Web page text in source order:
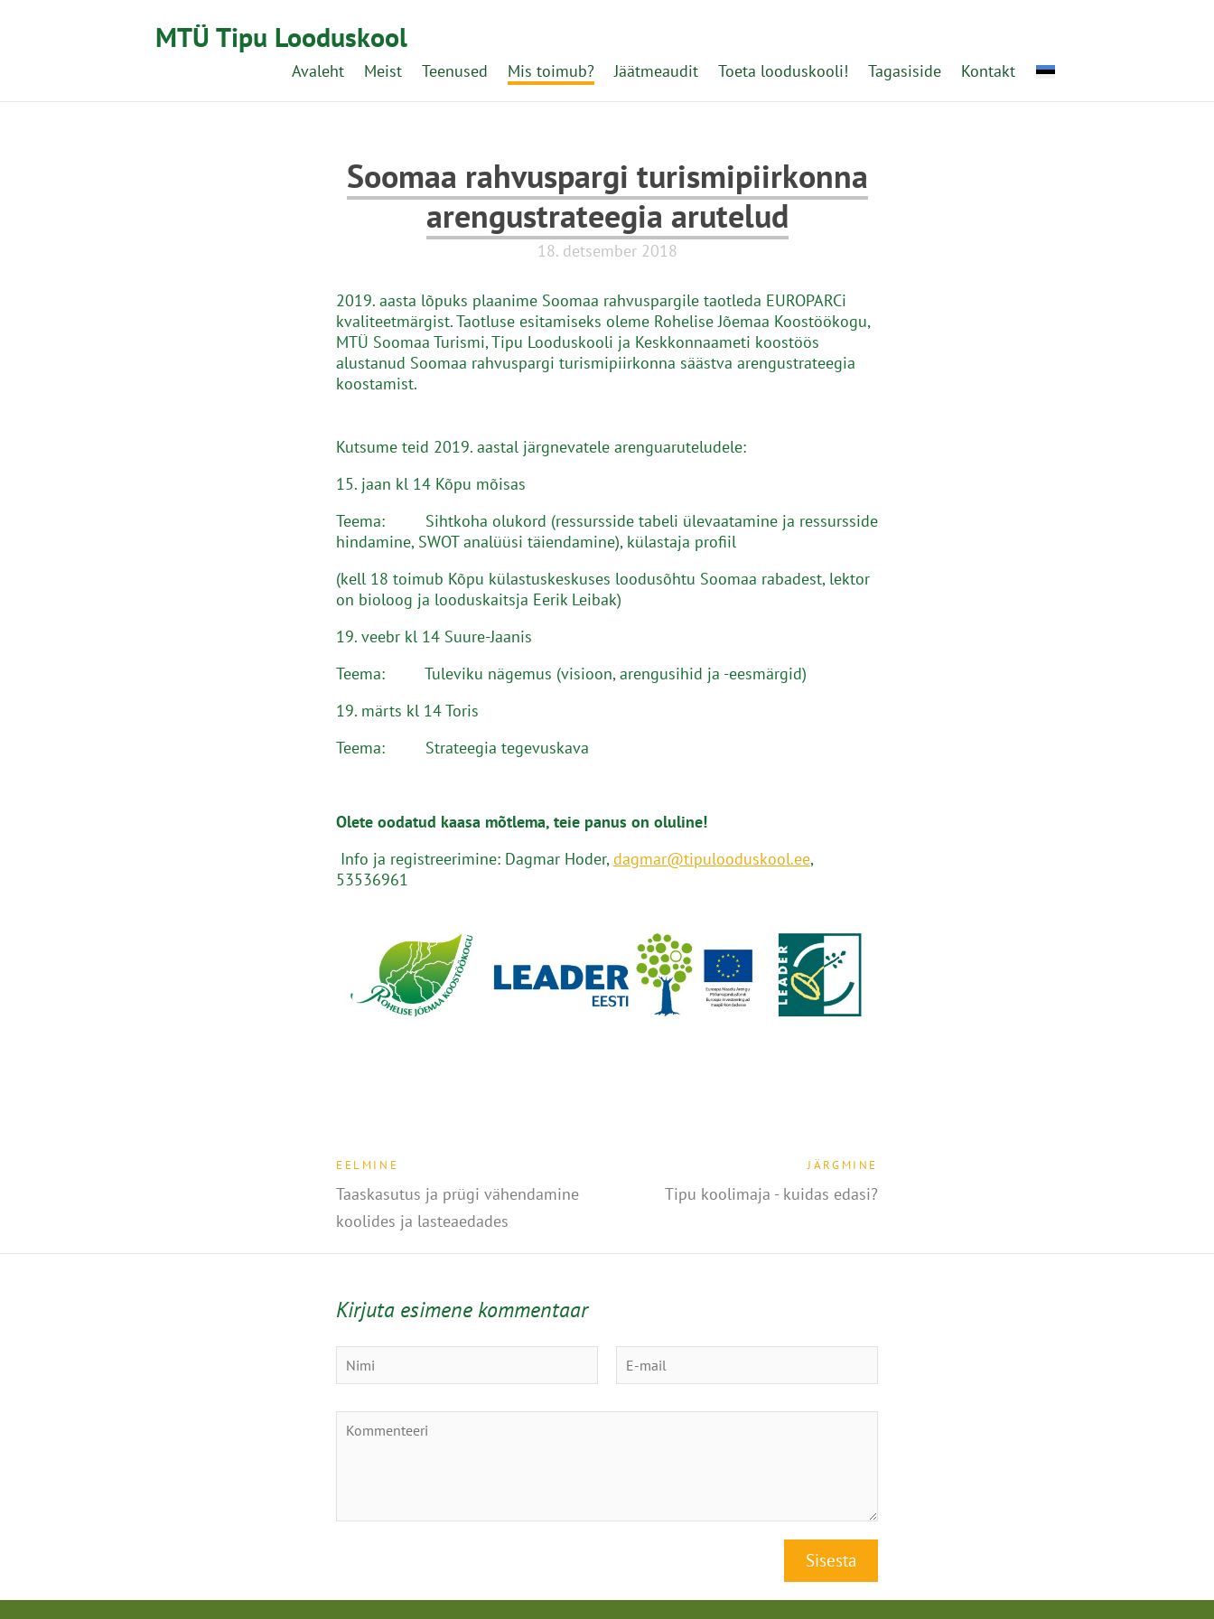
MTÜ Tipu Looduskool
Avaleht Meist Teenused Mis toimub? Jäätmeaudit Toeta looduskooli! Tagasiside Kontakt
Soomaa rahvuspargi turismipiirkonna
arengustrateegia arutelud
18. detsember 2018
2019. aasta lõpuks plaanime Soomaa rahvuspargile taotleda EUROPARCi
kvaliteetmärgist. Taotluse esitamiseks oleme Rohelise Jõemaa Koostöökogu,
MTÜ Soomaa Turismi, Tipu Looduskooli ja Keskkonnaameti koostöös
alustanud Soomaa rahvuspargi turismipiirkonna säästva arengustrateegia
koostamist.
Kutsume teid 2019. aastal järgnevatele arenguaruteludele:
15. jaan kl 14 Kõpu mõisas
Teema: Sihtkoha olukord (ressursside tabeli ülevaatamine ja ressursside
hindamine, SWOT analüüsi täiendamine), külastaja profiil
(kell 18 toimub Kõpu külastuskeskuses loodusõhtu Soomaa rabadest, lektor
on bioloog ja looduskaitsja Eerik Leibak)
19. veebr kl 14 Suure-Jaanis
Teema: Tuleviku nägemus (visioon, arengusihid ja -eesmärgid)
19. märts kl 14 Toris
Teema: Strateegia tegevuskava
Olete oodatud kaasa mõtlema, teie panus on oluline!
Info ja registreerimine: Dagmar Hoder,dagmar@tipulooduskool.ee,
53536961
EELMINE
Taaskasutus ja prügi vähendamine
koolides ja lasteaedades
JÄRGMINE
Tipu koolimaja - kuidas edasi?
Kirjuta esimene kommentaar